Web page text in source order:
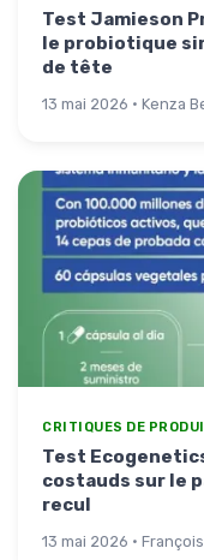
Test Jamieson
le probiotique
de tête
13 mai 2026 · Kenza
CRITIQUES DE
Test
costauds sur le
recul
13 mai 2026 ·